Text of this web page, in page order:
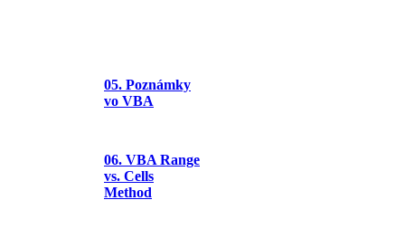
05. Poznámky
vo VBA
06. VBA Range
vs. Cells
Method